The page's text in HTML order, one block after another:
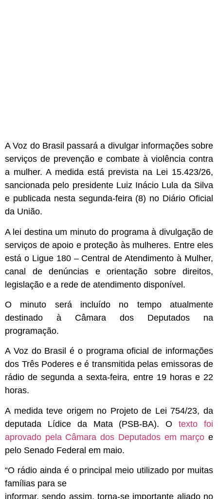
A Voz do Brasil passará a divulgar informações sobre
serviços de prevenção e combate à violência contra
a mulher. A medida está prevista na Lei 15.423/26,
sancionada pelo presidente Luiz Inácio Lula da Silva
e publicada nesta segunda-feira (8) no Diário Oficial
da União.
A lei destina um minuto do programa à divulgação de
serviços de apoio e proteção às mulheres. Entre eles
está o Ligue 180 – Central de Atendimento à Mulher,
canal de denúncias e orientação sobre direitos,
legislação e a rede de atendimento disponível.
O minuto será incluído no tempo atualmente
destinado à Câmara dos Deputados na
programação.
A Voz do Brasil é o programa oficial de informações
dos Três Poderes e é transmitida pelas emissoras de
rádio de segunda a sexta-feira, entre 19 horas e 22
horas.
A medida teve origem no Projeto de Lei 754/23, da
deputada Lídice da Mata (PSB-BA). Otexto foi
aprovado pela Câmara dos Deputados em março e
pelo Senado Federal em maio.
“O rádio ainda é o principal meio utilizado por muitas
famílias para se
informar, sendo assim, torna-se importante aliado no